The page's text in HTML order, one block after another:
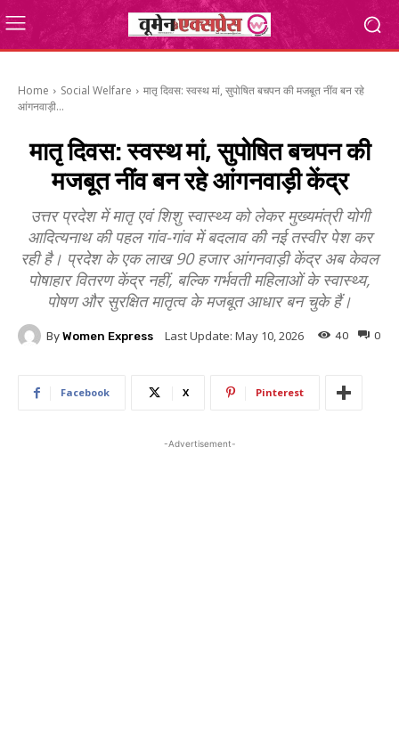
Home Social Welfare
मातृ दिवस: स्वस्थ मां, सुपोषित बचपन की मजबूत नींव बन रहे
आंगनवाड़ी...
मातृ दिवस: स्वस्थ मां, सुपोषित बचपन की
मजबूत नींव बन रहे आंगनवाड़ी केंद्र
उत्तर प्रदेश में मातृ एवं शिशु स्वास्थ्य को लेकर मुख्यमंत्री योगी
आदित्यनाथ की पहल गांव-गांव में बदलाव की नई तस्वीर पेश कर
रही है। प्रदेश के एक लाख 90 हजार आंगनवाड़ी केंद्र अब केवल
पोषाहार वितरण केंद्र नहीं, बल्कि गर्भवती महिलाओं के स्वास्थ्य,
पोषण और सुरक्षित मातृत्व के मजबूत आधार बन चुके हैं।
By Women Express Last Update: May 10, 2026 0
40
Facebook X Pinterest
-Advertisement-